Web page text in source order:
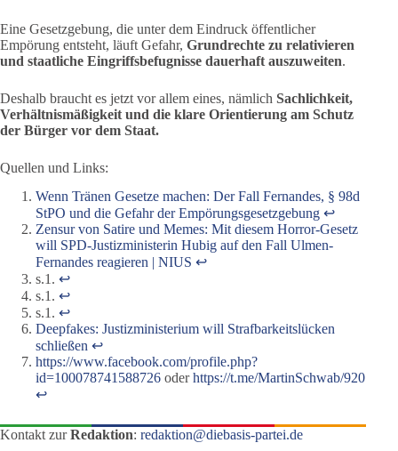
Eine Gesetzgebung, die unter dem Eindruck öffentlicher
Empörung entsteht, läuft Gefahr, Grundrechte zu relativieren
und staatliche Eingriffsbefugnisse dauerhaft auszuweiten.
Deshalb braucht es jetzt vor allem eines, nämlich Sachlichkeit,
Verhältnismäßigkeit und die klare Orientierung am Schutz
der Bürger vor dem Staat.
Quellen und Links:
Wenn Tränen Gesetze machen: Der Fall Fernandes, § 98d
StPO und die Gefahr der Empörungsgesetzgebung ↩︎
Zensur von Satire und Memes: Mit diesem Horror-Gesetz
will SPD-Justizministerin Hubig auf den Fall Ulmen-
Fernandes reagieren | NIUS ↩︎
s.1. ↩︎
s.1. ↩︎
s.1. ↩︎
Deepfakes: Justizministerium will Strafbarkeitslücken
schließen ↩︎
https://www.facebook.com/profile.php?
id=100078741588726 oderhttps://t.me/MartinSchwab/920
↩︎
Kontakt zurRedaktion: redaktion@diebasis-partei.de